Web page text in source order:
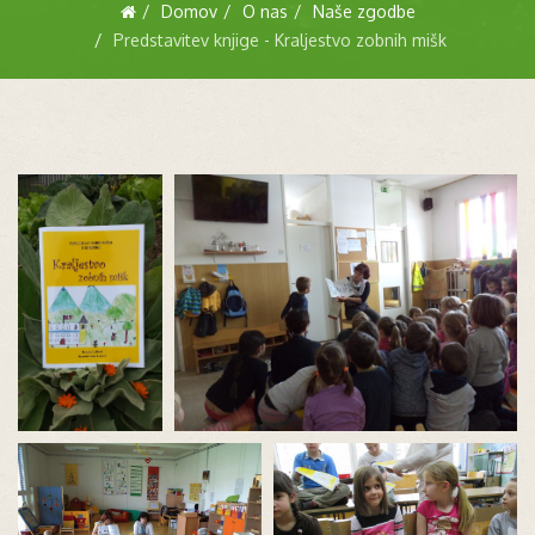
Domov O nas
Naše zgodbe
Predstavitev knjige - Kraljestvo zobnih mišk